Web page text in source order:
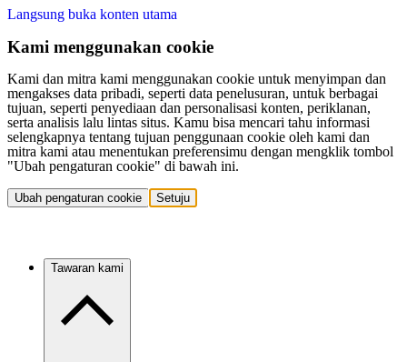
Langsung buka konten utama
Kami menggunakan cookie
Kami dan mitra kami menggunakan cookie untuk menyimpan dan
mengakses data pribadi, seperti data penelusuran, untuk berbagai
tujuan, seperti penyediaan dan personalisasi konten, periklanan,
serta analisis lalu lintas situs. Kamu bisa mencari tahu informasi
selengkapnya tentang tujuan penggunaan cookie oleh kami dan
mitra kami atau menentukan preferensimu dengan mengklik tombol
"Ubah pengaturan cookie" di bawah ini.
Ubah pengaturan cookie Setuju
Tawaran kami